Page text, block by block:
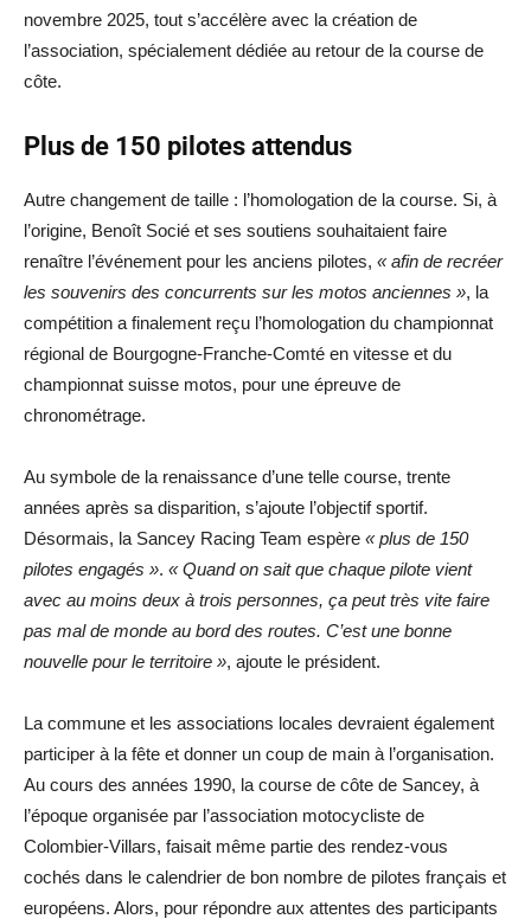
novembre 2025, tout s’accélère avec la création de
l’association, spécialement dédiée au retour de la course de
côte.
Plus de 150 pilotes attendus
Autre changement de taille : l’homologation de la course. Si, à
l’origine, Benoît Socié et ses soutiens souhaitaient faire
renaître l’événement pour les anciens pilotes, « afin de recréer
les souvenirs des concurrents sur les motos anciennes », la
compétition a finalement reçu l’homologation du championnat
régional de Bourgogne-Franche-Comté en vitesse et du
championnat suisse motos, pour une épreuve de
chronométrage.
Au symbole de la renaissance d’une telle course, trente
années après sa disparition, s’ajoute l’objectif sportif.
Désormais, la Sancey Racing Team espère « plus de 150
pilotes engagés ». « Quand on sait que chaque pilote vient
avec au moins deux à trois personnes, ça peut très vite faire
pas mal de monde au bord des routes. C’est une bonne
nouvelle pour le territoire », ajoute le président.
La commune et les associations locales devraient également
participer à la fête et donner un coup de main à l’organisation.
Au cours des années 1990, la course de côte de Sancey, à
l’époque organisée par l’association motocycliste de
Colombier-Villars, faisait même partie des rendez-vous
cochés dans le calendrier de bon nombre de pilotes français et
européens. Alors, pour répondre aux attentes des participants